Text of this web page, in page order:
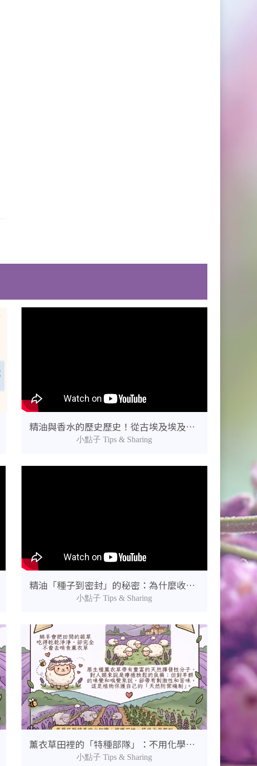
精油與香水的歷史歷史！從古埃及埃及豔后到法國香水小鎮的氣味演變
小點子 Tips & Sharing
精油「種子到密封」的秘密：為什麼收割者的能量與蒸餾時間如此重要？
小點子 Tips & Sharing
薰衣草田裡的「特種部隊」：不用化學除草劑的秘密武器！🐑
小點子 Tips & Sharing